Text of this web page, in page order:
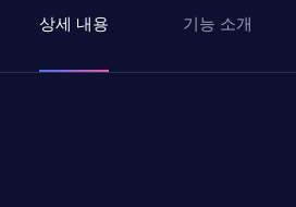
상세 내용 기능 소개